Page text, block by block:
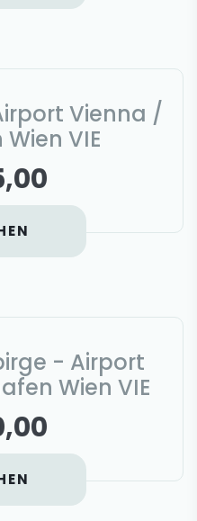
Vienna /
VIE
- Airport
Wien VIE